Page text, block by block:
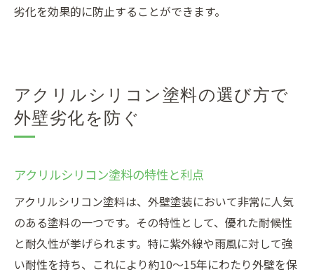
劣化を効果的に防止することができます。
アクリルシリコン塗料の選び方で
外壁劣化を防ぐ
アクリルシリコン塗料の特性と利点
アクリルシリコン塗料は、外壁塗装において非常に人気
のある塗料の一つです。その特性として、優れた耐候性
と耐久性が挙げられます。特に紫外線や雨風に対して強
い耐性を持ち、これにより約10〜15年にわたり外壁を保